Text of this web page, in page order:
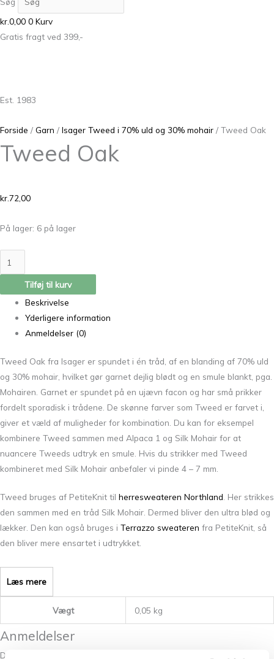
kr.0,00 0 Kurv
Gratis fragt ved 399,-
Est. 1983
Forside / Garn / Isager Tweed i 70% uld og 30% mohair / Tweed Oak
Tweed Oak
kr.72,00
På lager: 6 på lager
Tilføj til kurv
Beskrivelse
Yderligere information
Anmeldelser (0)
Tweed Oak fra Isager er spundet i én tråd, af en blanding af 70% uld
og 30% mohair, hvilket gør garnet dejlig blødt og en smule blankt, pga.
Mohairen. Garnet er spundet på en ujævn facon og har små prikker
fordelt sporadisk i trådene. De skønne farver som Tweed er farvet i,
giver et væld af muligheder for kombination. Du kan for eksempel
kombinere Tweed sammen med Alpaca 1 og Silk Mohair for at
nuancere Tweeds udtryk en smule. Hvis du strikker med Tweed
kombineret med Silk Mohair anbefaler vi pinde 4 – 7 mm.
Tweed bruges af PetiteKnit til herresweateren Northland . Her strikkes
den sammen med en tråd Silk Mohair. Dermed bliver den ultra blød og
lækker. Den kan også bruges i Terrazzo sweateren fra PetiteKnit, så
den bliver mere ensartet i udtrykket.
Læs mere
Vægt 0,05 kg
Anmeldelser
Der er endnu ikke nogle anmeldelser.